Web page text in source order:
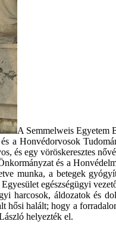
A Semmelweis Egyetem
a Honvédorvosok
és egy vöröskeresztes
és a
munka, a betegek
egészségügyi
harcosok, áldozatok és
hősi halált; hogy a
helyezték el.